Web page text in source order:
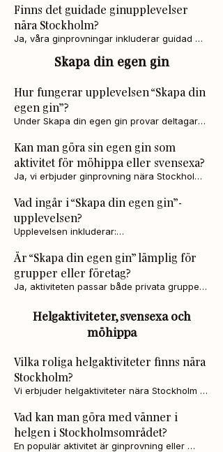
guidning.
Finns det guidade ginupplevelser
nära Stockholm?
Ja, våra ginprovningar inkluderar guidad
destillering i autentisk miljö på Wenngarn.
Skapa din egen gin
Hur fungerar upplevelsen “Skapa din
egen gin”?
Under Skapa din egen gin provar deltagarna
essenser. Du skapar din egen smakprofil
och får en 50 cl flaska med personlig etikett
att ta med hem.
Kan man göra sin egen gin som
aktivitet för möhippa eller svensexa?
Ja, vi erbjuder ginprovning nära Stockholm
från centrala Stockholm. Perfekt för vänner,
familj eller grupper som vill uppleva gin på
plats.
Vad ingår i “Skapa din egen gin”-
upplevelsen?
Upplevelsen inkluderar:
Provsmakning av våra ekologiska giner
Experiment med olika botanicals
Skapande av egen gin med personlig etikett
Tips om Gin & Tonic och servering
Är “Skapa din egen gin” lämplig för
grupper eller företag?
Ja, aktiviteten passar både privata grupper,
anpassa upplägg och antal deltagare.
Helgaktiviteter, svensexa och
möhippa
Vilka roliga helgaktiviteter finns nära
Stockholm?
Vi erbjuder helgaktiviteter nära Stockholm
din egen gin på Wenngarn. Perfekt för
vänner, familj eller företag som vill göra
något annorlunda på helgen.
Vad kan man göra med vänner i
helgen i Stockholmsområdet?
En populär aktivitet är ginprovning eller